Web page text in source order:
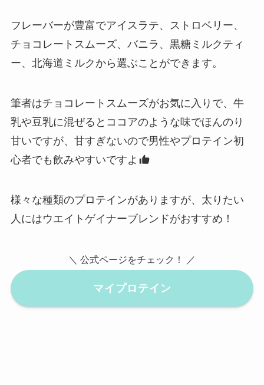
フレーバーが豊富でアイスラテ、ストロベリー、
チョコレートスムーズ、バニラ、黒糖ミルクティ
ー、北海道ミルクから選ぶことができます。
筆者はチョコレートスムーズがお気に入りで、牛
乳や豆乳に混ぜるとココアのような味でほんのり
甘いですが、甘すぎないので男性やプロテイン初
心者でも飲みやすいですよ
様々な種類のプロテインがありますが、太りたい
人にはウエイトゲイナーブレンドがおすすめ！
＼ 公式ページをチェック！ ／
マイプロテイン